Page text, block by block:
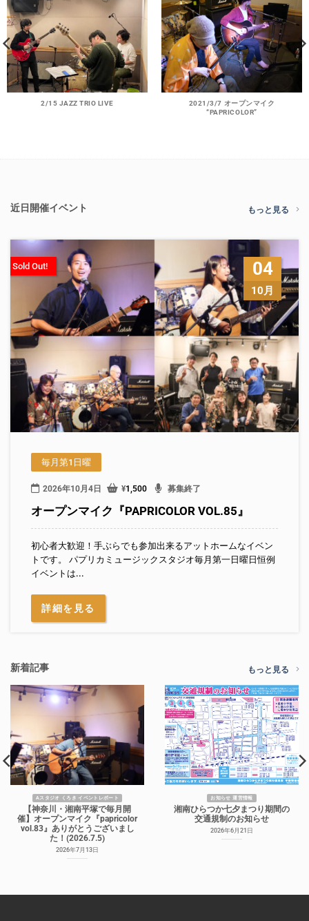
2/15 JAZZ TRIO LIVE
2021/3/7 オープンマイク
“PAPRICOLOR”
近日開催イベント もっと見る
04
10月
Sold Out!
毎月第1日曜
2026年10月4日 ¥1,500 募集終了
オープンマイク『PAPRICOLOR VOL.85』
初心者大歓迎！手ぶらでも参加出来るアットホームなイベン
トです。 パプリカミュージックスタジオ毎月第一日曜日恒例
イベントは...
詳細を見る
新着記事 もっと見る
Aスタジオ くろき イベントレポート
【神奈川・湘南平塚で毎月開
催】オープンマイク『papricolor
vol.83』ありがとうございまし
た！(2026.7.5)
2026年7月13日
お知らせ 運営情報
湘南ひらつか七夕まつり期間の
交通規制のお知らせ
2026年6月21日